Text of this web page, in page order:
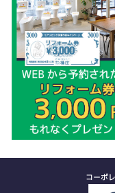
コーポ